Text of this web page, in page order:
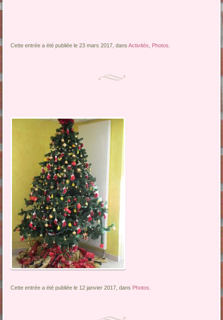
Cette entrée a été publiée le 23 mars 2017, dansActivités Photos
Cette entrée a été publiée le 12 janvier 2017, dans Photos